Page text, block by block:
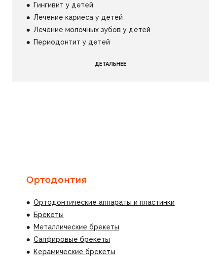
● Гингивит у детей
● Лечение кариеса у детей
● Лечение молочных зубов у детей
● Периодонтит у детей
ДЕТАЛЬНЕЕ
Ортодонтия
● Ортодонтические аппараты и пластинки
● Брекеты
● Металлические брекеты
● Сапфировые брекеты
● Керамические брекеты